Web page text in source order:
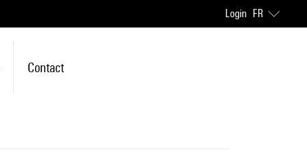
Login FR
Contact